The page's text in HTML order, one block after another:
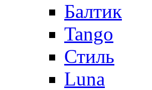
Балтик
Tango
Стиль
Luna